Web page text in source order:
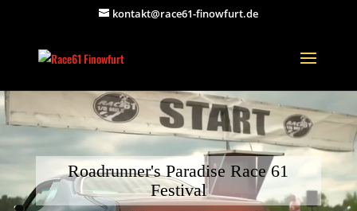
kontakt@race61-finowfurt.de
Player
Roadrunner's Paradise Race 61
Festival